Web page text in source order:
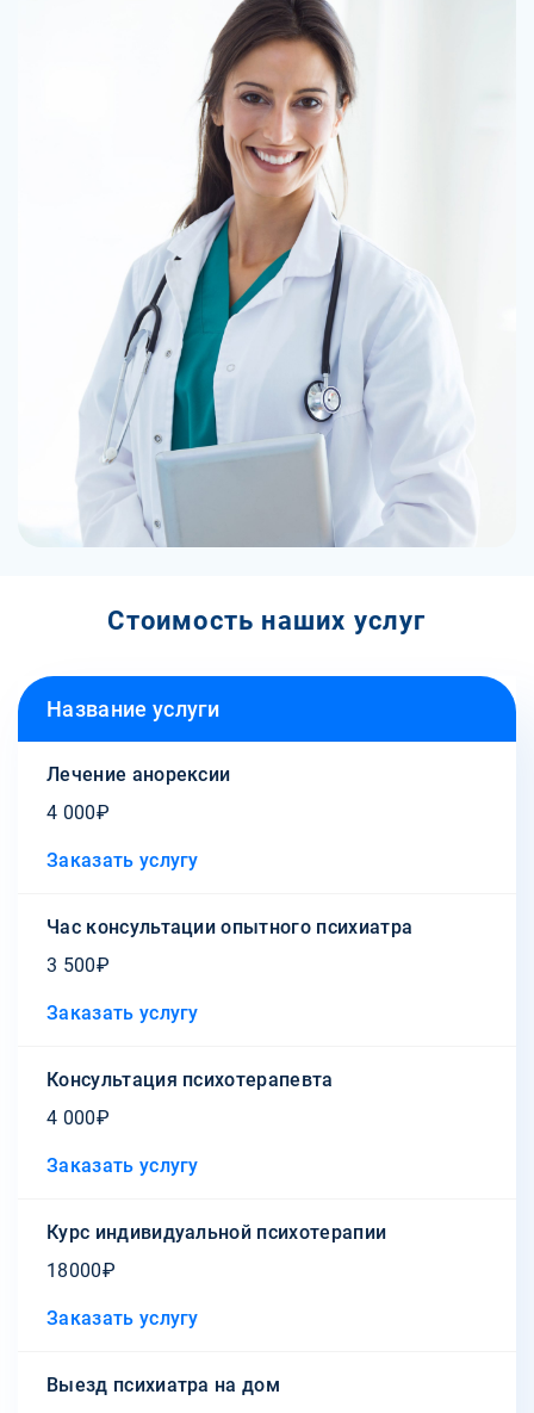
Стоимость наших услуг
Название услуги
Лечение анорексии
4 000₽
Заказать услугу
Час консультации опытного психиатра
3 500₽
Заказать услугу
Консультация психотерапевта
4 000₽
Заказать услугу
Курс индивидуальной психотерапии
18000₽
Заказать услугу
Выезд психиатра на дом